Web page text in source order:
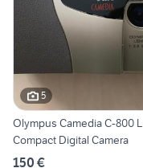
5
Olympus Camedia C-800 L
Compact Digital Camera
150 €